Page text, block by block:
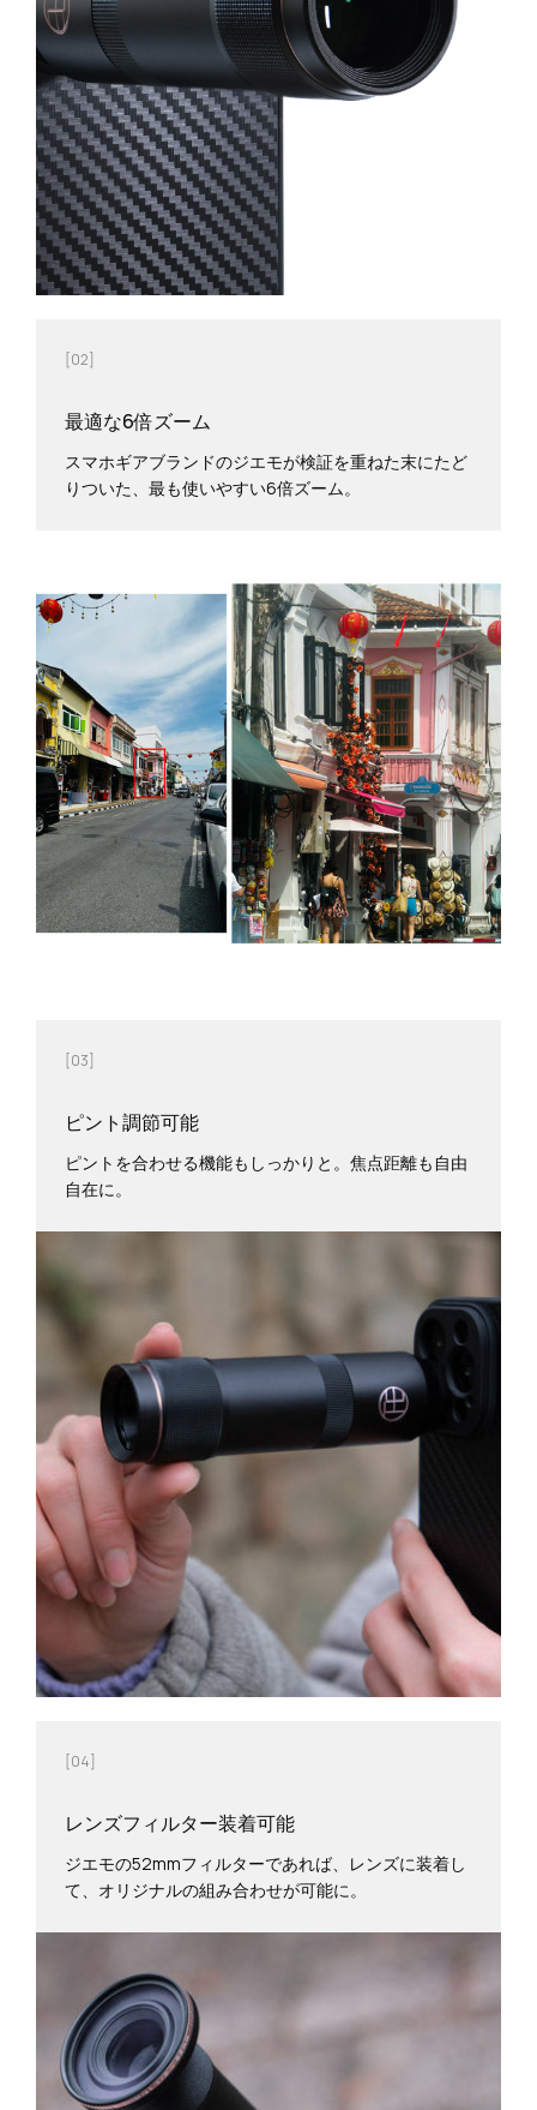
[02]
最適な6倍ズーム
スマホギアブランドのジエモが検証を重ねた末にたど
りついた、最も使いやすい6倍ズーム。
[03]
ピント調節可能
ピントを合わせる機能もしっかりと。焦点距離も自由
自在に。
[04]
レンズフィルター装着可能
ジエモの52mmフィルターであれば、レンズに装着し
て、オリジナルの組み合わせが可能に。